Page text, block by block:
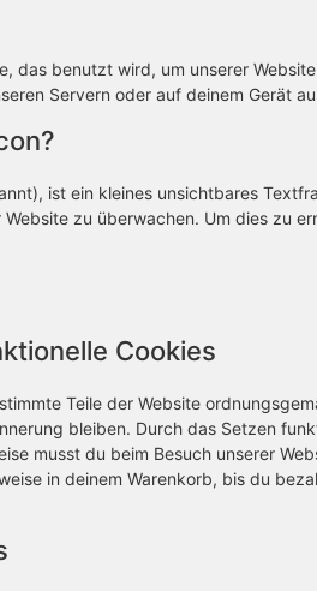
das benutzt wird, um unserer
Servern oder auf deinem Gerät
ist ein kleines unsichtbares
zu überwachen. Um dies zu
Cookies
Teile der Website
bleiben. Durch das Setzen
musst du beim Besuch unserer
in deinem Warenkorb, bis du